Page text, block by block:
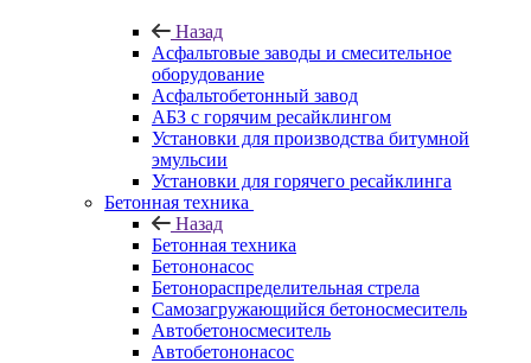
Назад
Асфальтовые заводы и смесительное
оборудование
Асфальтобетонный завод
АБЗ с горячим ресайклингом
Установки для производства битумной
эмульсии
Установки для горячего ресайклинга
Бетонная техника
Назад
Бетонная техника
Бетононасос
Бетонораспределительная стрела
Самозагружающийся бетоносмеситель
Автобетоносмеситель
Автобетононасос